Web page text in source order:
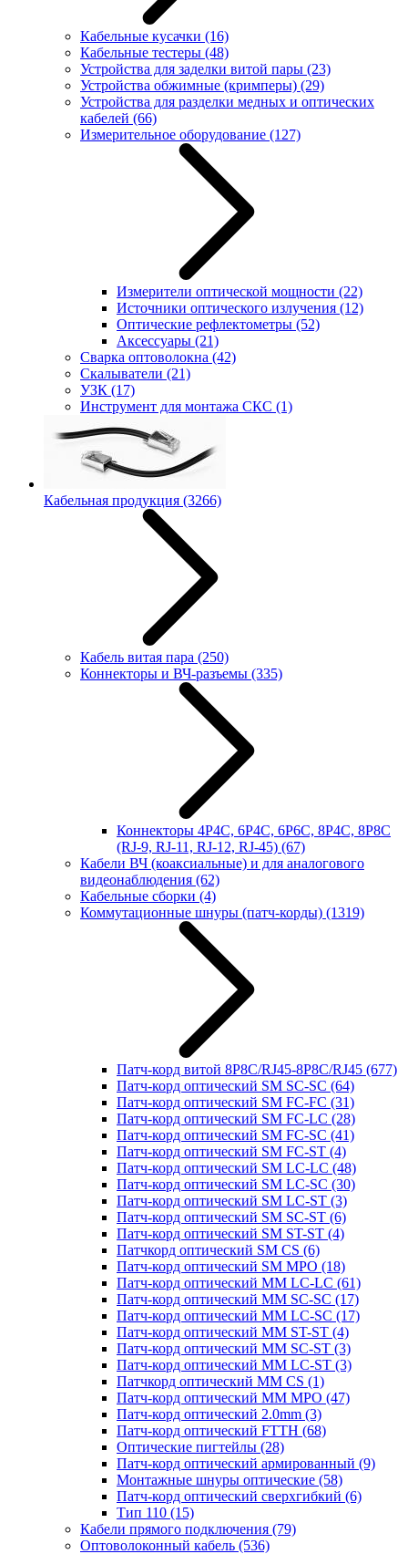
Кабельные кусачки (16)
Кабельные тестеры (48)
Устройства для заделки витой пары (23)
Устройства обжимные (кримперы) (29)
Устройства для разделки медных и оптических
кабелей (66)
Измерительное оборудование (127)
Измерители оптической мощности (22)
Источники оптического излучения (12)
Оптические рефлектометры (52)
Аксессуары (21)
Сварка оптоволокна (42)
Скалыватели (21)
УЗК (17)
Инструмент для монтажа СКС (1)
Кабельная продукция (3266)
Кабель витая пара (250)
Коннекторы и ВЧ-разъемы (335)
Коннекторы 4P4C, 6P4C, 6P6C, 8P4C, 8P8C
(RJ-9, RJ-11, RJ-12, RJ-45) (67)
Кабели ВЧ (коаксиальные) и для аналогового
видеонаблюдения (62)
Кабельные сборки (4)
Коммутационные шнуры (патч-корды) (1319)
Патч-корд витой 8P8C/RJ45-8P8C/RJ45 (677)
Патч-корд оптический SM SC-SC (64)
Патч-корд оптический SM FC-FC (31)
Патч-корд оптический SM FC-LC (28)
Патч-корд оптический SM FC-SC (41)
Патч-корд оптический SM FC-ST (4)
Патч-корд оптический SM LC-LC (48)
Патч-корд оптический SM LC-SC (30)
Патч-корд оптический SM LC-ST (3)
Патч-корд оптический SM SC-ST (6)
Патч-корд оптический SM ST-ST (4)
Патчкорд оптический SM CS (6)
Патч-корд оптический SM MPO (18)
Патч-корд оптический MM LC-LC (61)
Патч-корд оптический MM SC-SC (17)
Патч-корд оптический MM LC-SC (17)
Патч-корд оптический MM ST-ST (4)
Патч-корд оптический MM SC-ST (3)
Патч-корд оптический MM LC-ST (3)
Патчкорд оптический MM CS (1)
Патч-корд оптический MM MPO (47)
Патч-корд оптический 2.0mm (3)
Патч-корд оптический FTTH (68)
Оптические пигтейлы (28)
Патч-корд оптический армированный (9)
Монтажные шнуры оптические (58)
Патч-корд оптический сверхгибкий (6)
Тип 110 (15)
Кабели прямого подключения (79)
Оптоволоконный кабель (536)